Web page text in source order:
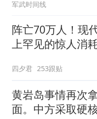
遭重锤
军武时间线
阵亡70万人！现
上罕见的惊人消
四夕君 253跟贴
黄岩岛事情再次
面。中方采取硬